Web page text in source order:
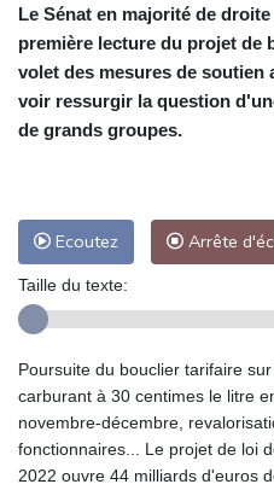
Le Sénat en majorité de
première lecture du projet de
volet des mesures de soutien
voir ressurgir la question
de grands groupes.
Ecoutez Arrête
Taille du texte:
Poursuite du bouclier tarifaire
carburant à 30 centimes le litre
novembre-décembre,
fonctionnaires... Le projet de loi
2022 ouvre 44 milliards d'euros